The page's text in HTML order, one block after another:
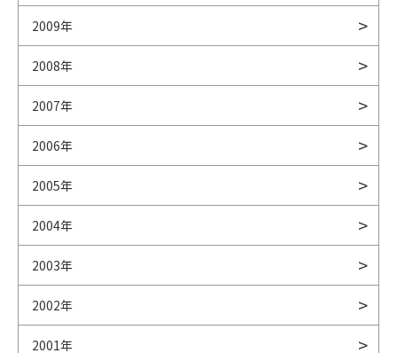
2009年
2008年
2007年
2006年
2005年
2004年
2003年
2002年
2001年